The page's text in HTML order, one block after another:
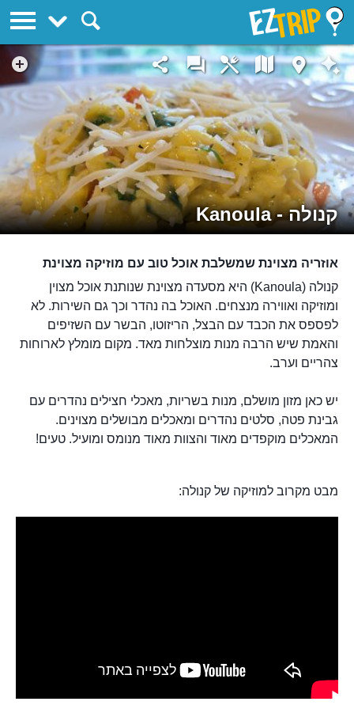
קנולה - Kanoula‬
אוזריה מצוינת שמשלבת אוכל טוב עם מוזיקה מצוינת
קנולה (Kanoula‬) היא מסעדה מצוינת שנותנת אוכל מצוין
ומוזיקה ואווירה מנצחים. האוכל בה נהדר וכך גם השירות. לא
לפספס את הכבד עם הבצל, הריזוטו, הבשר עם השזיפים
והאמת שיש הרבה מנות מוצלחות מאד. מקום מומלץ לארוחות
צהריים וערב.
יש כאן מזון מושלם, מנות בשריות, מאכלי חצילים נהדרים עם
גבינת פטה, סלטים נהדרים ומאכלים מבושלים מצוינים.
המאכלים מוקפדים מאוד והצוות מאוד מנומס ומועיל. טעים!
מבט מקרוב למוזיקה של קנולה:
EZTrip